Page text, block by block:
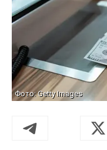
Фото: Getty Images